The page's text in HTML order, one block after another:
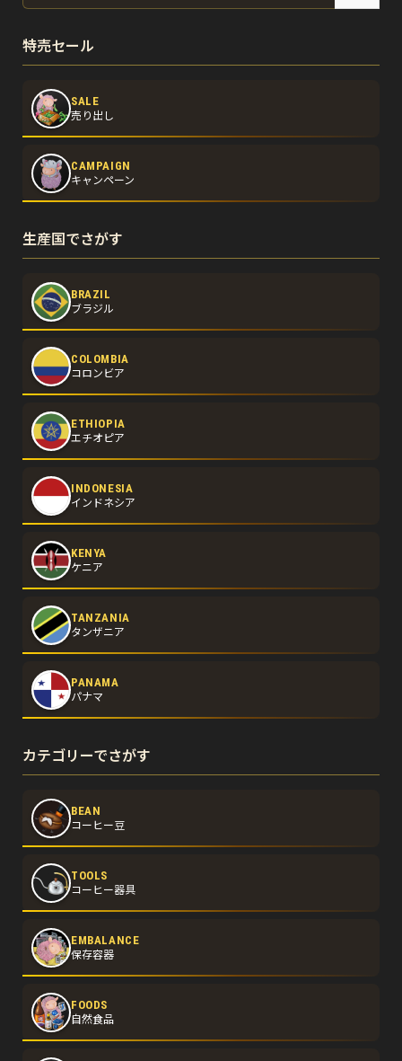
特売セール
SALE
売り出し
CAMPAIGN
キャンペーン
生産国でさがす
BRAZIL
ブラジル
COLOMBIA
コロンビア
ETHIOPIA
エチオピア
INDONESIA
インドネシア
KENYA
ケニア
TANZANIA
タンザニア
PANAMA
パナマ
カテゴリーでさがす
BEAN
コーヒー豆
TOOLS
コーヒー器具
EMBALANCE
保存容器
FOODS
自然食品